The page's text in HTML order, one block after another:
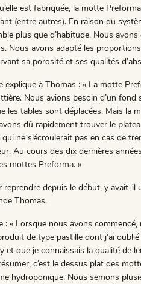
est fabriquée, la motte
(entre autres). En raison du
plus que d’habitude. Nous
Nous avons adapté les
sa porosité et ses qualités
explique à Thomas : « La motte
Nous avions besoin d’un
les tables sont déplacées. Mais la
dû rapidement trouver le
qui ne s’écroulerait pas en cas de
Au cours des dix dernières
mottes Preforma. »
reprendre depuis le début, y avait-
Thomas.
: « Lorsque nous avons
de type pastille dont j’ai
et que je connaissais la qualité de
c’est le dessus plat des
hydroponique. Nous semons